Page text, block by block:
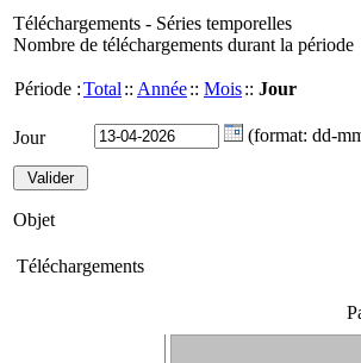
Téléchargements - Séries temporelles
Nombre de téléchargements durant la période
Période :Total :: Année:: Mois:: Jour
Jour (format: dd-
Objet
Téléchargements